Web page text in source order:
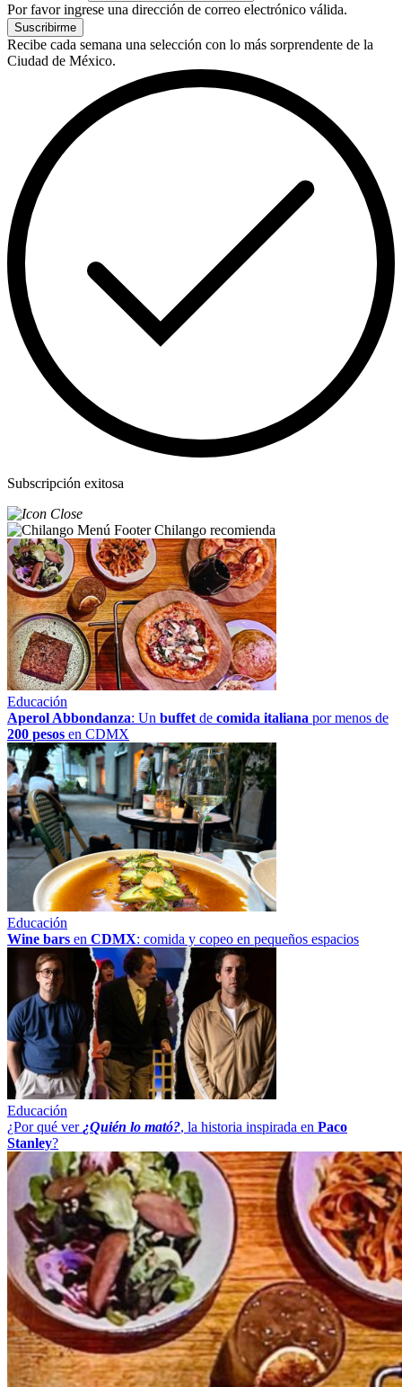
Por favor ingrese una dirección de correo electrónico válida.
Suscribirme
Recibe cada semana una selección con lo más sorprendente de la
Ciudad de México.
Subscripción exitosa
Chilango recomienda
Educación
Aperol Abbondanza: Un buffet de comida italiana por menos de
200 pesos en CDMX
Educación
Wine bars en CDMX: comida y copeo en pequeños espacios
Educación
¿Por qué ver ¿Quién lo mató?, la historia inspirada en Paco
Stanley?